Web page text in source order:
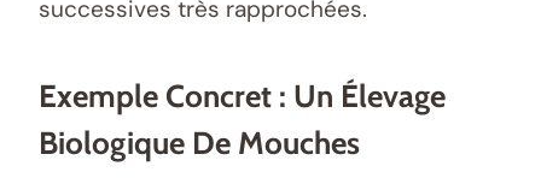
successives très rapprochées.
Exemple Concret : Un Élevage
Biologique De Mouches